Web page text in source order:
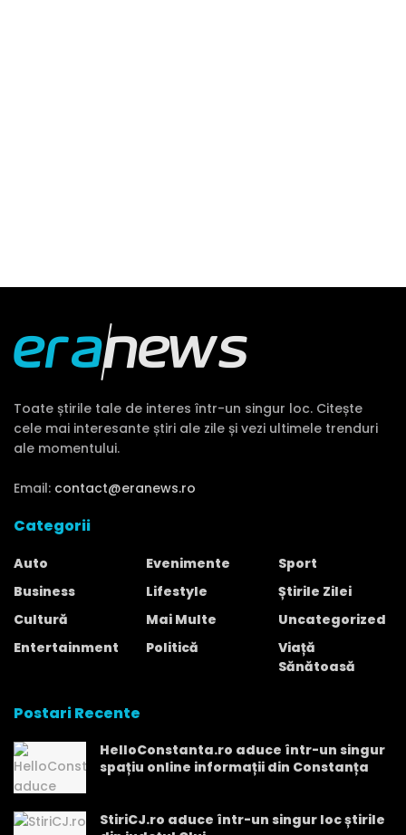
Toate știrile tale de interes într-un singur loc. Citește
cele mai interesante știri ale zile și vezi ultimele trenduri
ale momentului.
Email: contact@eranews.ro
Categorii
Auto
Business
Cultură
Entertainment
Evenimente
Lifestyle
Mai Multe
Politică
Sport
Știrile Zilei
Uncategorized
Viață
Sănătoasă
Postari Recente
HelloConstanta.ro aduce într-un singur
spațiu online informații din Constanța
StiriCJ.ro aduce într-un singur loc știrile